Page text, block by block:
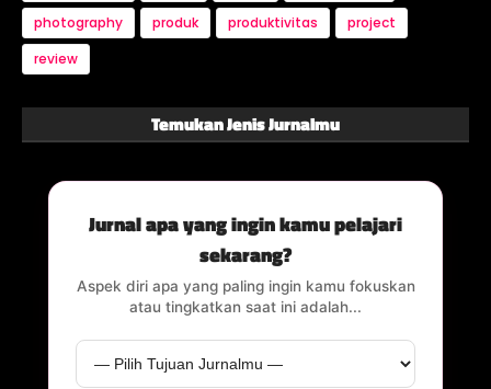
photography
produk produktivitas
project
review
Temukan Jenis Jurnalmu
Jurnal apa yang ingin kamu pelajari
sekarang?
Aspek diri apa yang paling ingin kamu fokuskan
atau tingkatkan saat ini adalah...